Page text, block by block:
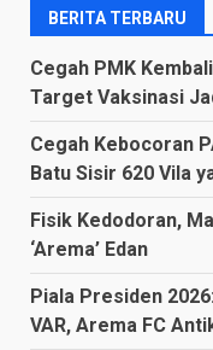
BERITA TERBARU
Cegah PMK
Target Vaksinasi
Cegah Kebocoran
Batu Sisir 620 Vila
Fisik Kedodoran,
‘Arema’ Edan
Piala Presiden
VAR, Arema FC